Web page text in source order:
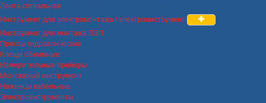
Лента сигнальная
Инструмент для электромонтажа / электроинструмент
Инструмент для монтажа ЛЭП
Прессы гидравлические
Клещи обжимные
Измерительные приборы
Монтажный инструмент
Ножницы кабельные
Электроинструменты